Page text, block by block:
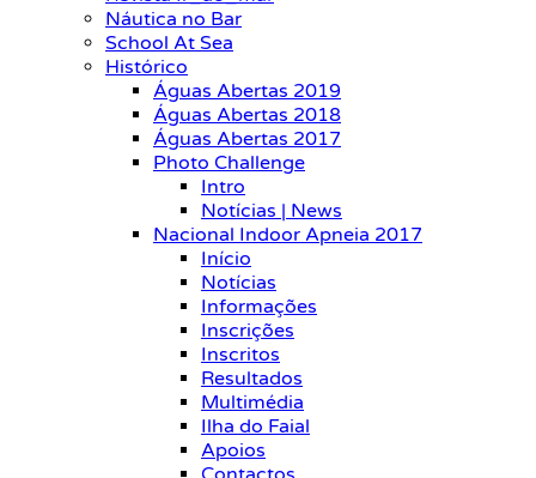
Náutica no Bar
School At Sea
Histórico
Águas Abertas 2019
Águas Abertas 2018
Águas Abertas 2017
Photo Challenge
Intro
Notícias | News
Nacional Indoor Apneia 2017
Início
Notícias
Informações
Inscrições
Inscritos
Resultados
Multimédia
Ilha do Faial
Apoios